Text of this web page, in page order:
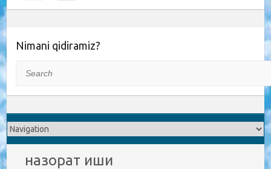
Nimani qidiramiz?
назорат иши